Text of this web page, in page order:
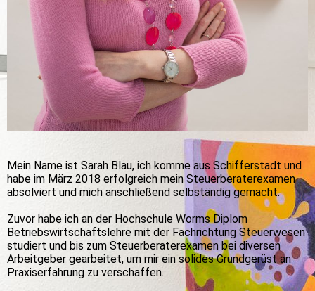
Mein Name ist Sarah Blau, ich komme aus Schifferstadt und
habe im März 2018 erfolgreich mein Steuerberaterexamen
absolviert und mich anschließend selbständig gemacht.
Zuvor habe ich an der Hochschule Worms Diplom
Betriebswirtschaftslehre mit der Fachrichtung Steuerwesen
studiert und bis zum Steuerberaterexamen bei diversen
Arbeitgeber gearbeitet, um mir ein solides Grundgerüst an
Praxiserfahrung zu verschaffen.